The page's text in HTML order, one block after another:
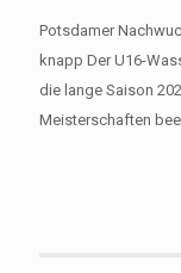
Potsdamer
knapp Der U16-
die lange Saison
Meisterschaften